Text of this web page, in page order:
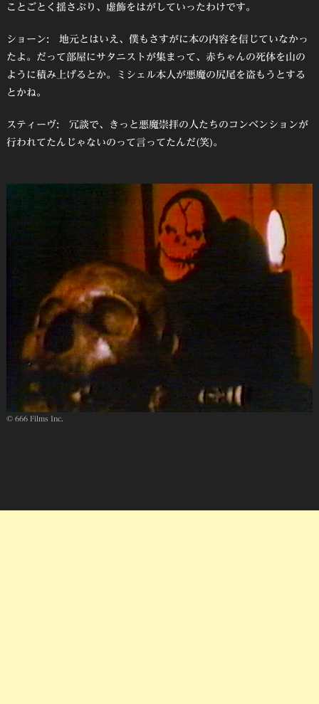
ことごとく揺さぶり、虚飾をはがしていったわけです。
ショーン: 地元とはいえ、僕もさすがに本の内容を信じていなかっ
たよ。だって部屋にサタニストが集まって、赤ちゃんの死体を山の
ように積み上げるとか。ミシェル本人が悪魔の尻尾を盗もうとする
とかね。
スティーヴ: 冗談で、きっと悪魔崇拝の人たちのコンベンションが
行われてたんじゃないのって言ってたんだ(笑)。
© 666 Films Inc.